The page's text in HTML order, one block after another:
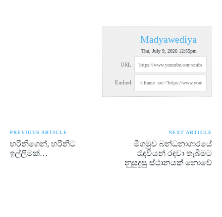
Madyawediya
Thu, July 9, 2026 12:55pm
URL:
Embed:
PREVIOUS ARTICLE
හරිනිගෙන්, හරිනිට
ඉල්ලීමක්…
NEXT ARTICLE
මීගමුව බන්ධනාගාරයේ
රැඳවියන් රඳවා තැබීමට
නුසුදුසු ස්ථානයක් නොවේ